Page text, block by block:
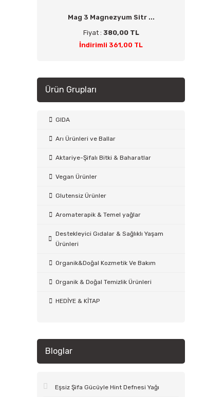
Mag 3 Magnezyum Sitr ...
Fiyat : 380,00 TL
İndirimli 361,00 TL
Ürün Grupları
GIDA
Arı Ürünleri ve Ballar
Aktariye-Şifalı Bitki & Baharatlar
Vegan Ürünler
Glutensiz Ürünler
Aromaterapik & Temel yağlar
Destekleyici Gıdalar & Sağlıklı Yaşam
Ürünleri
Organik&Doğal Kozmetik Ve Bakım
Organik & Doğal Temizlik Ürünleri
HEDİYE & KİTAP
Bloglar
Eşsiz Şifa Gücüyle Hint Defnesi Yağı